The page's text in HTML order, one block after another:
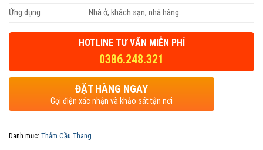
Ứng dụng
Nhà ở, khách sạn, nhà hàng
HOTLINE TƯ VẤN MIỄN PHÍ
0386.248.321
ĐẶT HÀNG NGAY
Gọi điện xác nhận và khảo sát tận nơi
Danh mục: Thảm Cầu Thang